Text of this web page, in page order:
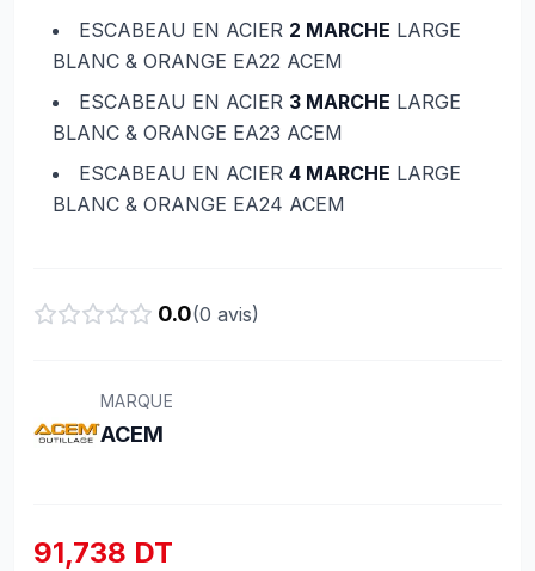
ESCABEAU EN ACIER 2 MARCHE LARGE
BLANC & ORANGE EA22 ACEM
ESCABEAU EN ACIER 3 MARCHE LARGE
BLANC & ORANGE EA23 ACEM
ESCABEAU EN ACIER 4 MARCHE LARGE
BLANC & ORANGE EA24 ACEM
0.0(0 avis)
MARQUE
ACEM
91,738 DT